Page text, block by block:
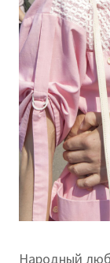
Народный